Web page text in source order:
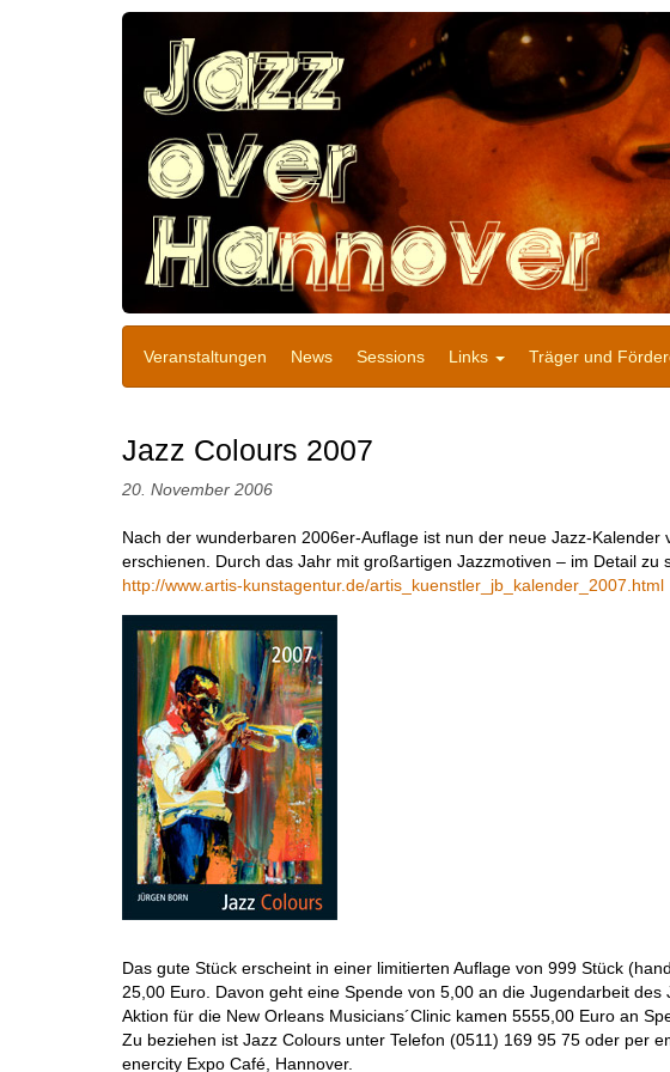
Veranstaltungen News Sessions Links Träger und
Jazz Colours 2007
20. November 2006
Nach der wunderbaren 2006er-Auflage ist nun der neue Jazz-
erschienen. Durch das Jahr mit großartigen Jazzmotiven – im Detail zu
http://www.artis-kunstagentur.de/artis_kuenstler_jb_kalender_2007.html
Das gute Stück erscheint in einer limitierten Auflage von 999 Stück
25,00 Euro. Davon geht eine Spende von 5,00 an die Jugendarbeit des
Aktion für die New Orleans Musicians´Clinic kamen 5555,00 Euro an
Zu beziehen ist Jazz Colours unter Telefon (0511) 169 95 75 oder per
enercity Expo Café, Hannover.